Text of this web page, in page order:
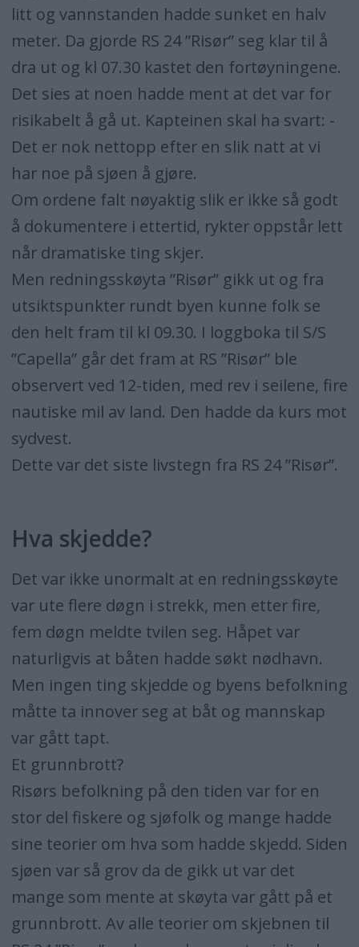
litt og vannstanden hadde sunket en halv
meter. Da gjorde RS 24 ”Risør” seg klar til å
dra ut og kl 07.30 kastet den fortøyningene.
Det sies at noen hadde ment at det var for
risikabelt å gå ut. Kapteinen skal ha svart: -
Det er nok nettopp efter en slik natt at vi
har noe på sjøen å gjøre.
Om ordene falt nøyaktig slik er ikke så godt
å dokumentere i ettertid, rykter oppstår lett
når dramatiske ting skjer.
Men redningsskøyta ”Risør” gikk ut og fra
utsiktspunkter rundt byen kunne folk se
den helt fram til kl 09.30. I loggboka til S/S
”Capella” går det fram at RS ”Risør” ble
observert ved 12-tiden, med rev i seilene, fire
nautiske mil av land. Den hadde da kurs mot
sydvest.
Dette var det siste livstegn fra RS 24 ”Risør”.
Hva skjedde?
Det var ikke unormalt at en redningsskøyte
var ute flere døgn i strekk, men etter fire,
fem døgn meldte tvilen seg. Håpet var
naturligvis at båten hadde søkt nødhavn.
Men ingen ting skjedde og byens befolkning
måtte ta innover seg at båt og mannskap
var gått tapt.
Et grunnbrott?
Risørs befolkning på den tiden var for en
stor del fiskere og sjøfolk og mange hadde
sine teorier om hva som hadde skjedd. Siden
sjøen var så grov da de gikk ut var det
mange som mente at skøyta var gått på et
grunnbrott. Av alle teorier om skjebnen til